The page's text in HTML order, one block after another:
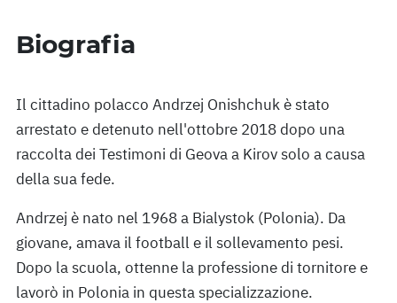
Biografia
Il cittadino polacco Andrzej Onishchuk è stato
arrestato e detenuto nell'ottobre 2018 dopo una
raccolta dei Testimoni di Geova a Kirov solo a causa
della sua fede.
Andrzej è nato nel 1968 a Bialystok (Polonia). Da
giovane, amava il football e il sollevamento pesi.
Dopo la scuola, ottenne la professione di tornitore e
lavorò in Polonia in questa specializzazione.